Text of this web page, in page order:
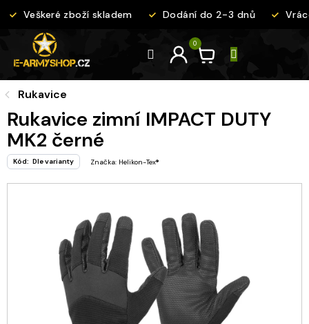
na
Veškeré zboží skladem Dodání do 2-3 dnů
Rukavice
Rukavice zimní IMPACT DUTY
MK2 černé
Kód: Dle varianty Značka: Helikon-Tex®